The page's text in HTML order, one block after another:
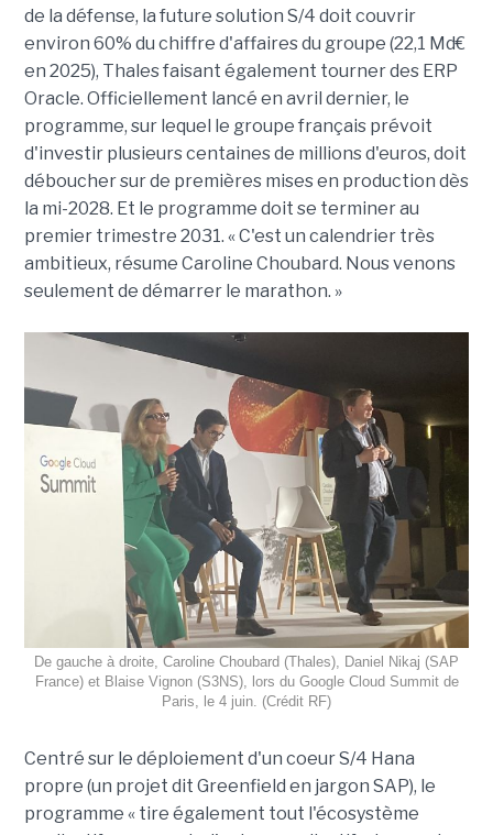
de la défense, la future solution S/4 doit couvrir
environ 60% du chiffre d'affaires du groupe (22,1 Md€
en 2025), Thales faisant également tourner des ERP
Oracle. Officiellement lancé en avril dernier, le
programme, sur lequel le groupe français prévoit
d'investir plusieurs centaines de millions d'euros, doit
déboucher sur de premières mises en production dès
la mi-2028. Et le programme doit se terminer au
premier trimestre 2031. « C'est un calendrier très
ambitieux, résume Caroline Choubard. Nous venons
seulement de démarrer le marathon. »
De gauche à droite, Caroline Choubard (Thales), Daniel Nikaj (SAP
France) et Blaise Vignon (S3NS), lors du Google Cloud Summit de
Paris, le 4 juin. (Crédit RF)
Centré sur le déploiement d'un coeur S/4 Hana
propre (un projet dit Greenfield en jargon SAP), le
programme « tire également tout l'écosystème